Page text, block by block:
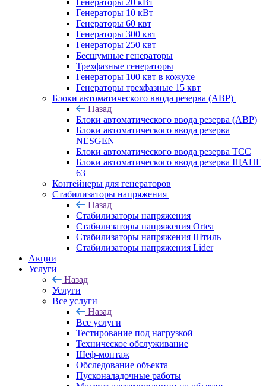
Генераторы 20 кВт
Генераторы 10 кВт
Генераторы 60 квт
Генераторы 300 квт
Генераторы 250 квт
Бесшумные генераторы
Трехфазные генераторы
Генераторы 100 квт в кожухе
Генераторы трехфазные 15 квт
Блоки автоматического ввода резерва (АВР)
Назад
Блоки автоматического ввода резерва (АВР)
Блоки автоматического ввода резерва
NESGEN
Блоки автоматического ввода резерва ТСС
Блоки автоматического ввода резерва ЩАПГ
63
Контейнеры для генераторов
Стабилизаторы напряжения
Назад
Стабилизаторы напряжения
Стабилизаторы напряжения Ortea
Стабилизаторы напряжения Штиль
Стабилизаторы напряжения Lider
Акции
Услуги
Назад
Услуги
Все услуги
Назад
Все услуги
Тестирование под нагрузкой
Техническое обслуживание
Шеф-монтаж
Обследование объекта
Пусконаладочные работы